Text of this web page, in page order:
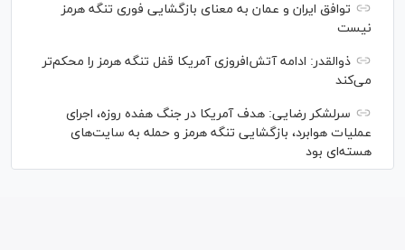
توافق ایران و عمان به معنای بازگشایی فوری تنگه هرمز
نیست
ذوالقدر: ادامه آتش‌افروزی آمریکا قفل تنگه هرمز را محکم‌تر
می‌کند
سرلشکر رضایی: هدف آمریکا در جنگ هفده روزه، اجرای
عملیات هوابرد، بازگشایی تنگه هرمز و حمله به سایت‌های
هسته‌ای بود